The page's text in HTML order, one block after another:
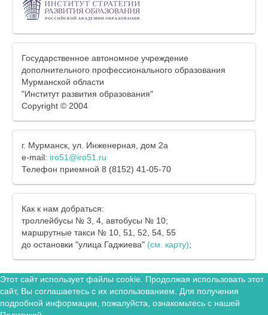
Государственное автономное учреждение
дополнительного профессионального образования
Мурманской области
"Институт развития образования"
Copyright © 2004
г. Мурманск, ул. Инженерная, дом 2а
e-mail: iro51@iro51.ru
Телефон приемной 8 (8152) 41-05-70
Как к нам добраться:
троллейбусы № 3, 4, автобусы № 10;
маршрутные такси № 10, 51, 52, 54, 55
до остановки "улица Гаджиева" (см. карту);
Этот сайт использует файлы cookie. Продолжая использовать этот
сайт, Вы соглашаетесь с их использованием. Для получения
подробной информации, пожалуйста, ознакомьтесь с нашей